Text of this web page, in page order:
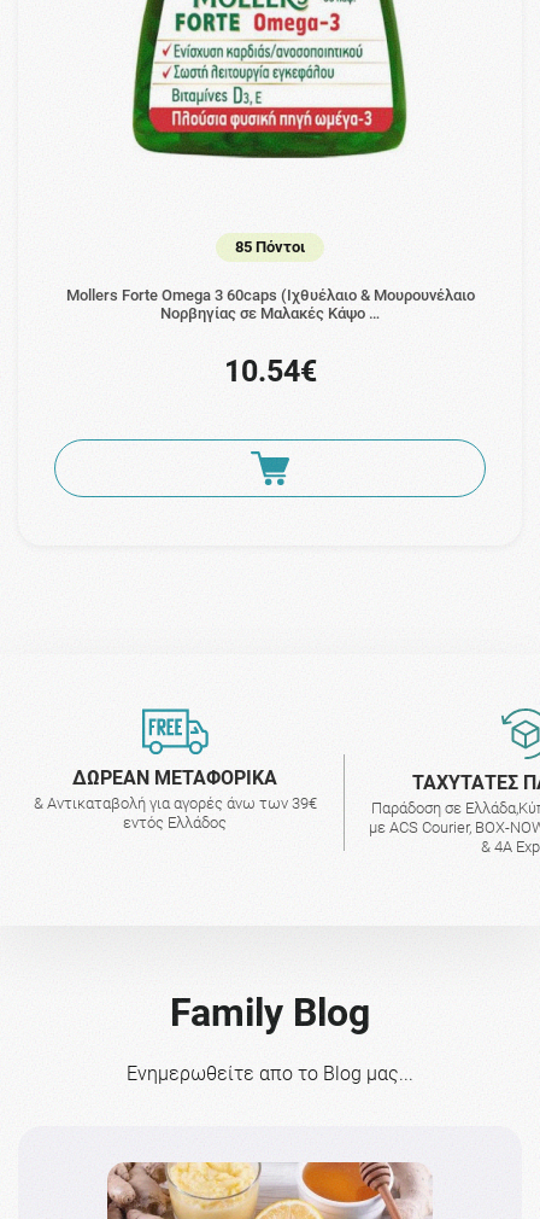
85 Πόντοι
Mollers Forte Omega 3 60caps (Ιχθυέλαιο & Μουρουνέλαιο
Νορβηγίας σε Μαλακές Κάψο …
10.54€
ΔΩΡΕΑΝ ΜΕΤΑΦΟΡΙΚΑ
& Αντικαταβολή για αγορές άνω των 39€
εντός Ελλάδος
ΤΑΧΥΤΑΤΕΣ
Παράδοση σε
με ACS Courier, BOX-
& 4A
Family Blog
Ενημερωθείτε απο το Blog μας...